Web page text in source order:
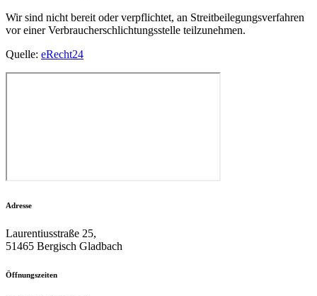
Wir sind nicht bereit oder verpflichtet, an Streitbeilegungsverfahren
vor einer Verbraucherschlichtungsstelle teilzunehmen.
Quelle: eRecht24
Adresse
Laurentiusstraße 25,
51465 Bergisch Gladbach
Öffnungszeiten